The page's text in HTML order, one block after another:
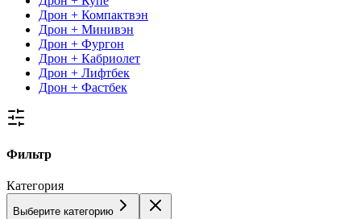
Дрон + Компактвэн
Дрон + Минивэн
Дрон + Фургон
Дрон + Кабриолет
Дрон + Лифтбек
Дрон + Фастбек
Фильтр
Категория
Выберите категорию